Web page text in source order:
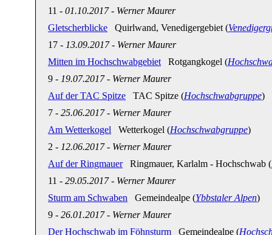
11 - 01.10.2017- Werner Maurer
Gletscherblicke Quirlwand, Venedigergebiet (
17 - 13.09.2017- Werner Maurer
Mitten im Hochschwabgebiet Rotgangkogel (
9 - 19.07.2017- Werner Maurer
Auf der TAC Spitze TAC Spitze (Hochschwabgruppe)
7 - 25.06.2017- Werner Maurer
Am Wetterkogel Wetterkogel (Hochschwabgruppe)
2 - 12.06.2017- Werner Maurer
Auf der RingmauerRingmauer, Karlalm - Hochschwab (
11 - 29.05.2017- Werner Maurer
Sturm am Schwaben Gemeindealpe (Ybbstaler Alpen)
9 - 26.01.2017- Werner Maurer
Der Hochschwab im Föhnsturm Gemeindealpe (